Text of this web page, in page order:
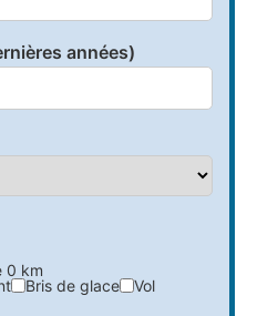
années)
0 km
Bris de glace
Vol